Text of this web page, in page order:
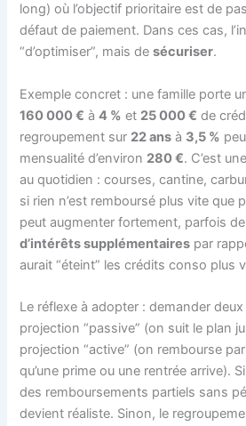
long) où l’objectif prioritaire est de
défaut de paiement. Dans ces cas,
“d’optimiser”, mais desécuriser.
Exemple concret : une famille porte
160 000 € à4 % et 25 000 € de
regroupement sur 22 ans à 3,5 %
mensualité d’environ 280 €. C’est
au quotidien : courses, cantine,
si rien n’est remboursé plus vite que
peut augmenter fortement, parfois
d’intérêts supplémentaires par
aurait “éteint” les crédits conso plus
Le réflexe à adopter : demander
projection “passive” (on suit le plan
projection “active” (on rembourse
qu’une prime ou une rentrée arrive).
des remboursements partiels sans
devient réaliste. Sinon, le